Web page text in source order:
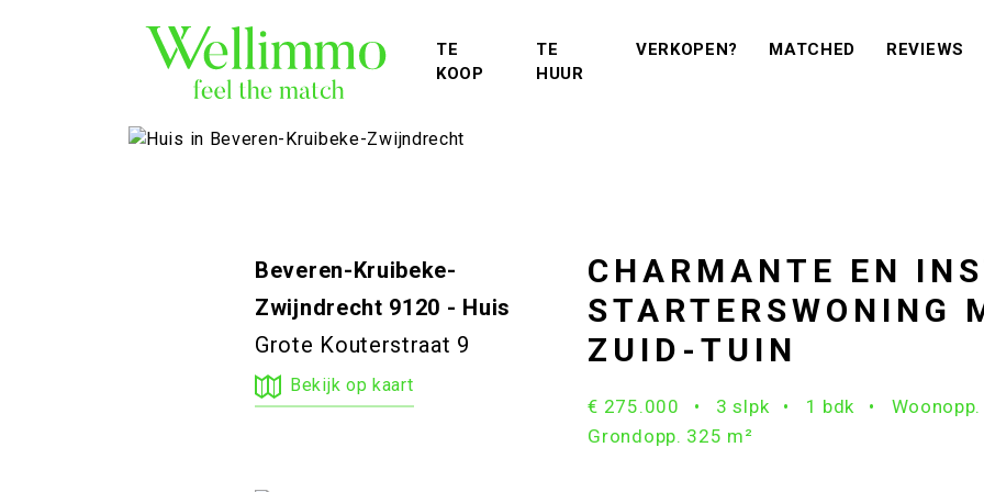
TE
KOOP (TE KOOP)
TE
HUUR
VERKOPEN? (VERKOPEN?)
MATCHED (MATCHED)
REVIEWS
CHARMANTE EN
STARTERSWONING
ZUID-TUIN
€ 275.000 3 slpk 1 bdk
Grondopp. 325 m²
Beveren-Kruibeke-
Zwijndrecht 9120 - Huis
Grote Kouterstraat 9
Bekijk op kaart